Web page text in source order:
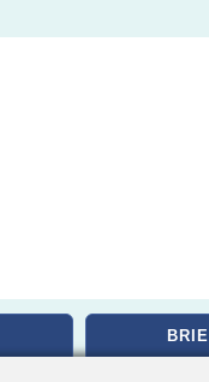
BRIE